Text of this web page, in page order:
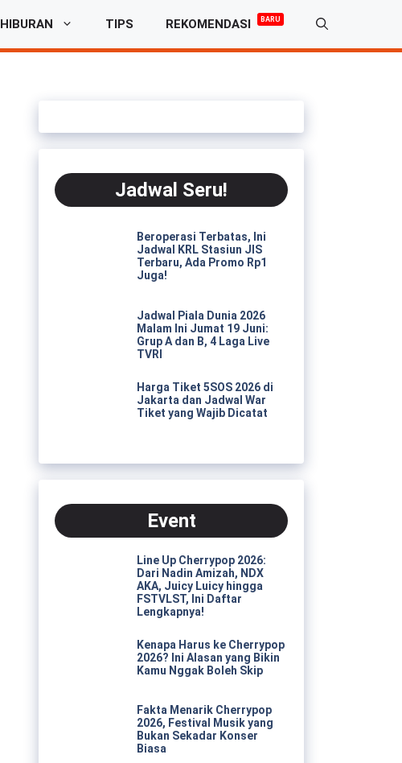
HIBURAN TIPS REKOMENDASI BARU
Jadwal Seru!
Beroperasi Terbatas, Ini
Jadwal KRL Stasiun JIS
Terbaru, Ada Promo Rp1
Juga!
Jadwal Piala Dunia 2026
Malam Ini Jumat 19 Juni:
Grup A dan B, 4 Laga Live
TVRI
Harga Tiket 5SOS 2026 di
Jakarta dan Jadwal War
Tiket yang Wajib Dicatat
Event
Line Up Cherrypop 2026:
Dari Nadin Amizah, NDX
AKA, Juicy Luicy hingga
FSTVLST, Ini Daftar
Lengkapnya!
Kenapa Harus ke Cherrypop
2026? Ini Alasan yang Bikin
Kamu Nggak Boleh Skip
Fakta Menarik Cherrypop
2026, Festival Musik yang
Bukan Sekadar Konser
Biasa